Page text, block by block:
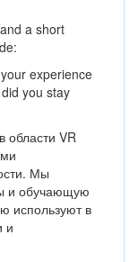
a short
experience
you stay
области VR
Мы
и обучающую
используют в
и